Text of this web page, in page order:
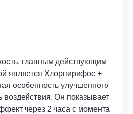
главным действующим
является Хлорпирифос +
особенность улучшенного
воздействия. Он показывает
через 2 часа с момента